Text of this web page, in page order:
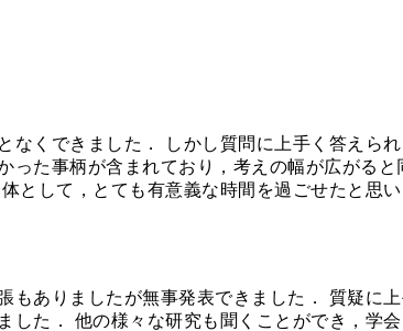
なくできました． しかし質問に上手く答えら
った事柄が含まれており，考えの幅が広がると
として，とても有意義な時間を過ごせたと思い
もありましたが無事発表できました． 質疑に
した． 他の様々な研究も聞くことができ，学